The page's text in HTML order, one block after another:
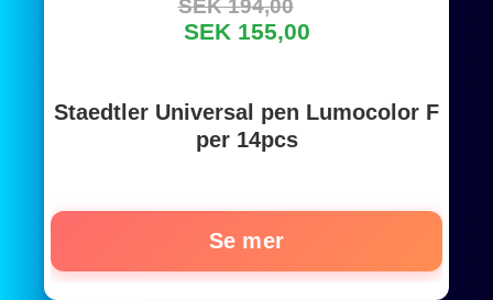
SEK 194,00
SEK 155,00
Staedtler Universal pen Lumocolor F
per 14pcs
Se mer